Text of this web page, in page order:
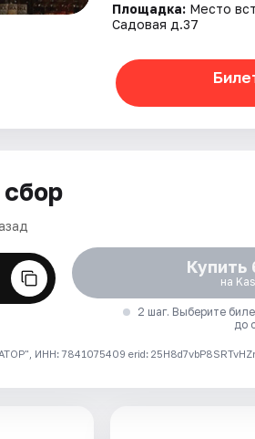
Площадка: Место
Садовая д.37
Купить
на
2 шаг. Выберите
до
ИНН: 7841075409 erid: